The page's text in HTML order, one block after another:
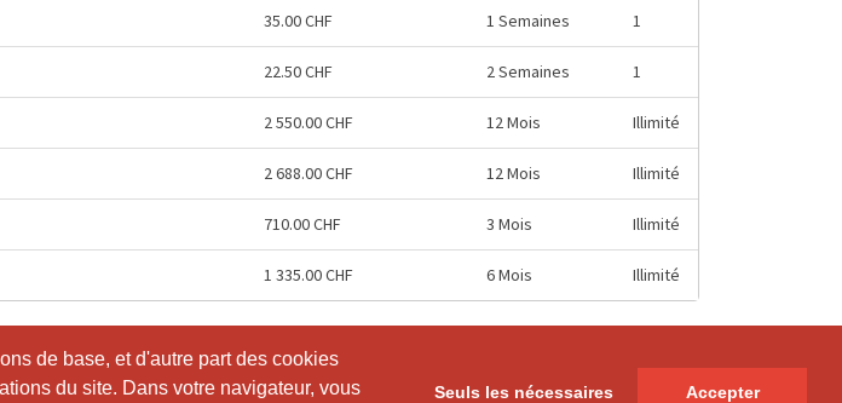
de base, et d'autre part des cookies
du site. Dans votre navigateur, vous
Seuls les nécessaires Accepter
de base, et d'autre part des cookies
du site. Dans votre navigateur, vous
Seuls les nécessaires Accepter
35.00 CHF 1 Semaines 1
22.50 CHF 2 Semaines 1
2 550.00 CHF 12 Mois Illimité
2 688.00 CHF 12 Mois Illimité
710.00 CHF 3 Mois Illimité
1 335.00 CHF 6 Mois Illimité